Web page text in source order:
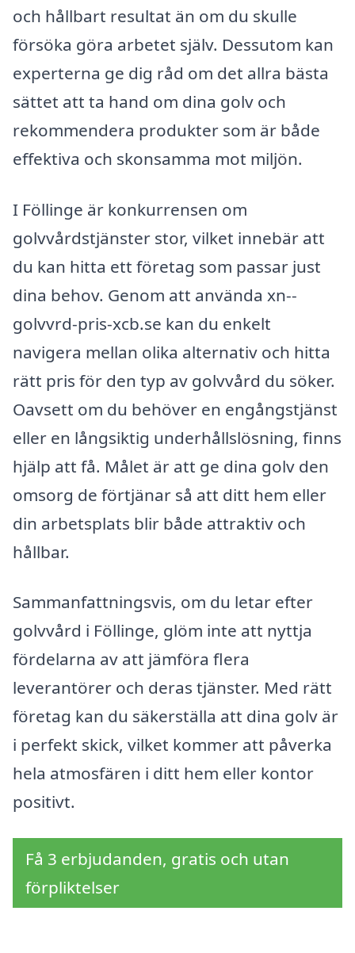
och hållbart resultat än om du skulle
försöka göra arbetet själv. Dessutom kan
experterna ge dig råd om det allra bästa
sättet att ta hand om dina golv och
rekommendera produkter som är både
effektiva och skonsamma mot miljön.
I Föllinge är konkurrensen om
golvvårdstjänster stor, vilket innebär att
du kan hitta ett företag som passar just
dina behov. Genom att använda xn--
golvvrd-pris-xcb.se kan du enkelt
navigera mellan olika alternativ och hitta
rätt pris för den typ av golvvård du söker.
Oavsett om du behöver en engångstjänst
eller en långsiktig underhållslösning, finns
hjälp att få. Målet är att ge dina golv den
omsorg de förtjänar så att ditt hem eller
din arbetsplats blir både attraktiv och
hållbar.
Sammanfattningsvis, om du letar efter
golvvård i Föllinge, glöm inte att nyttja
fördelarna av att jämföra flera
leverantörer och deras tjänster. Med rätt
företag kan du säkerställa att dina golv är
i perfekt skick, vilket kommer att påverka
hela atmosfären i ditt hem eller kontor
positivt.
Få 3 erbjudanden, gratis och utan
förpliktelser